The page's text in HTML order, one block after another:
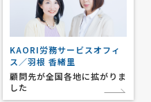
KAORI労務サービスオフィ
ス／羽根 香緒里
顧問先が全国各地に拡がりま
した